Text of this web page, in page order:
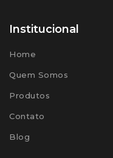
Institucional
Home
Quem Somos
Produtos
Contato
Blog